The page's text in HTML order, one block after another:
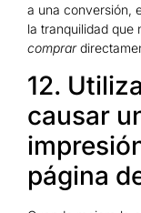
a una conversión,
la tranquilidad que
comprar
12.
causar
página